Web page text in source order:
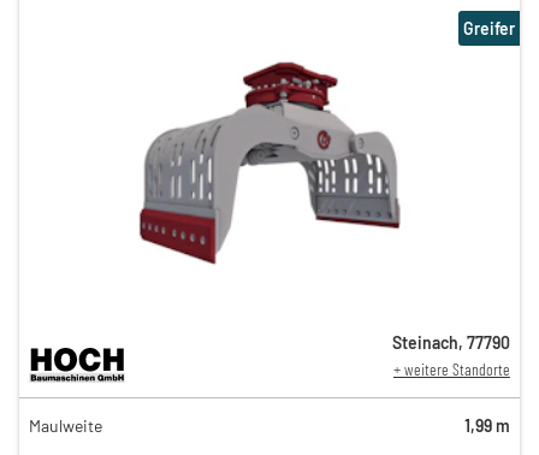
141,00 €
117,00 €
Greifer
Steinach, 77790
+ weitere Standorte
Maulweite
1,99 m